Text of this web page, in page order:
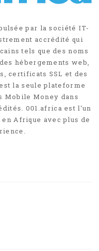
par la société IT-
accrédité qui
tels que des noms
hébergements web,
certificats SSL et des
la seule plateforme
Mobile Money dans
001.africa est l'un
Afrique avec plus de